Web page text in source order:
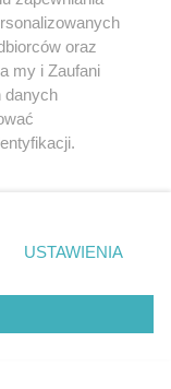
czystą
i
oraz
my i Zaufani
danych
prywatności
zgody
się takiemu
tylko
USTAWIENIA